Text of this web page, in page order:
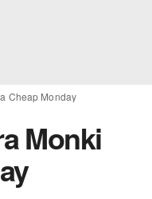
Cheap Monday
Monki